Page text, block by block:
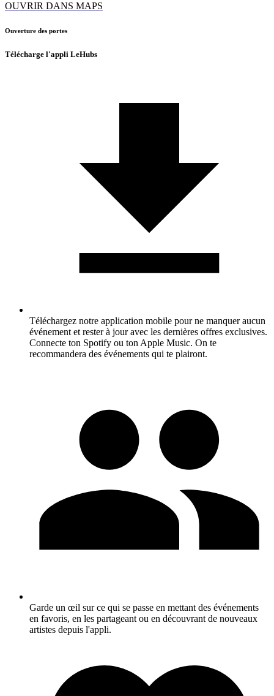
OUVRIR DANS MAPS
Ouverture des portes
Télécharge l'appli LeHubs
Téléchargez notre application mobile pour ne manquer aucun
événement et rester à jour avec les dernières offres exclusives.
Connecte ton Spotify ou ton Apple Music. On te
recommandera des événements qui te plairont.
Garde un œil sur ce qui se passe en mettant des événements
en favoris, en les partageant ou en découvrant de nouveaux
artistes depuis l'appli.